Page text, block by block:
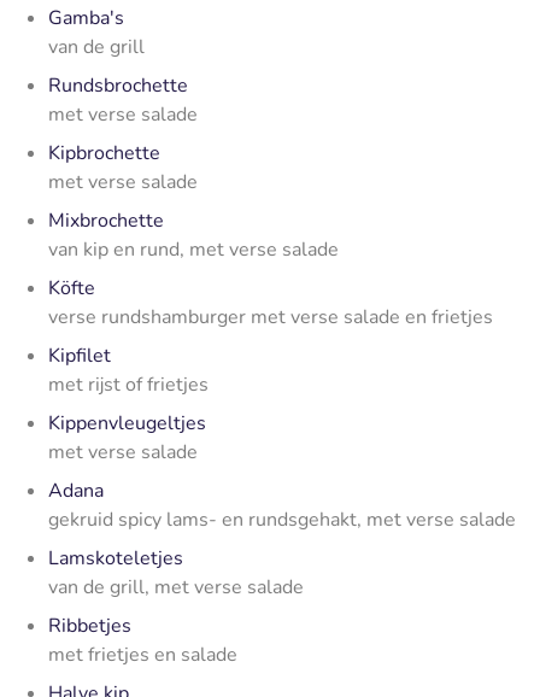
Gamba's
van de grill
Rundsbrochette
met verse salade
Kipbrochette
met verse salade
Mixbrochette
van kip en rund, met verse salade
Köfte
verse rundshamburger met verse salade en frietjes
Kipfilet
met rijst of frietjes
Kippenvleugeltjes
met verse salade
Adana
gekruid spicy lams- en rundsgehakt, met verse salade
Lamskoteletjes
van de grill, met verse salade
Ribbetjes
met frietjes en salade